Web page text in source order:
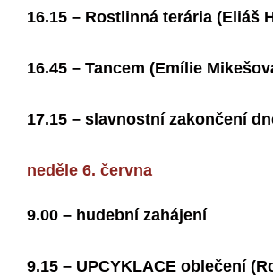
16.15 – Rostlinná terária (Eliáš
16.45 – Tancem (Emílie
17.15 – slavnostní zakončení
neděle 6. června
9.00 – hudební zahájení
9.15 – UPCYKLACE oblečení